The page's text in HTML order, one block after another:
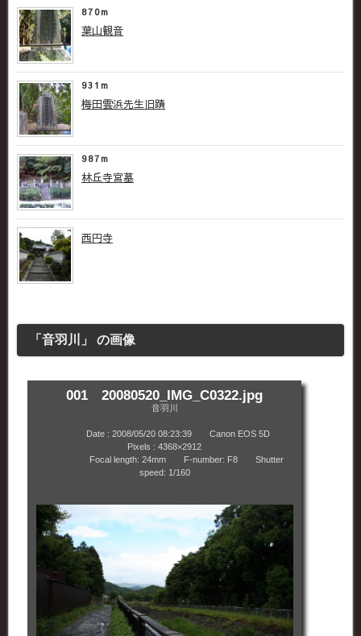
870m
葉山観音
931m
梅田雲浜先生旧蹟
987m
林丘寺宮墓
西円寺
「音羽川」 の画像
001 20080520_IMG_C0322.jpg
音羽川
Date : 2008/05/20 08:23:39 Canon EOS 5D
Pixels : 4368×2912
Focal length: 24mm F-number: F8 Shutter
speed: 1/160